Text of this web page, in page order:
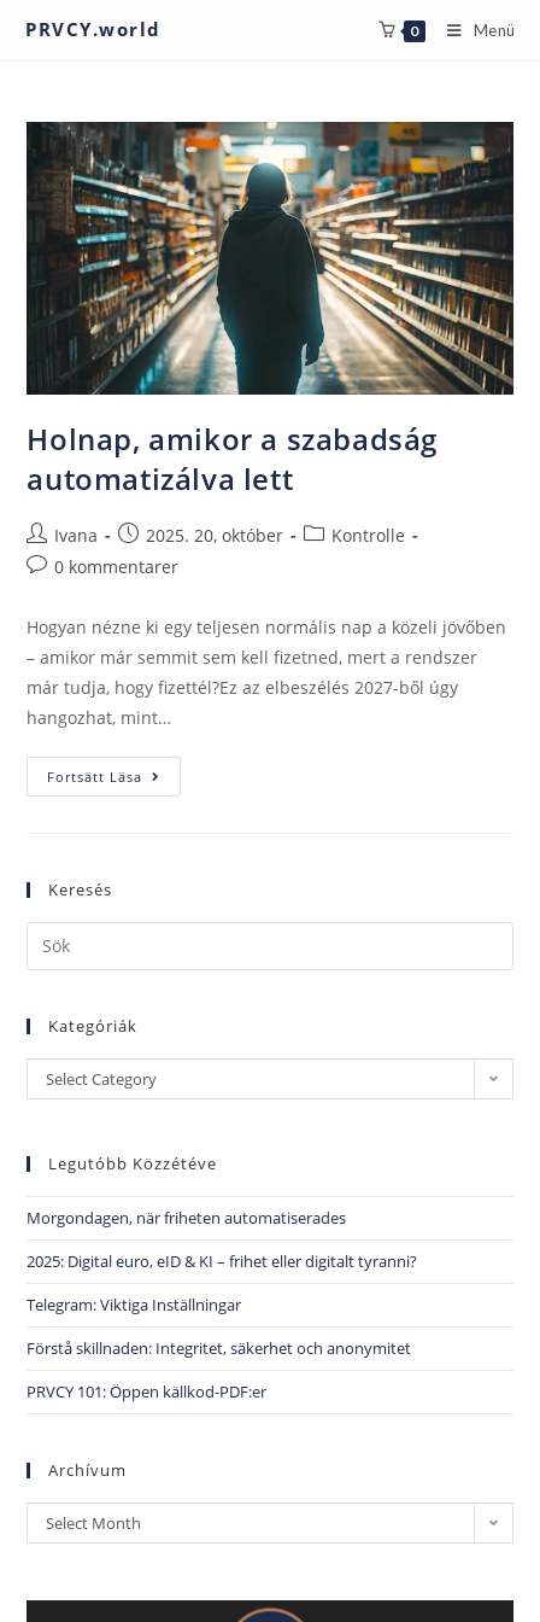
PRVCY.world 0 Menü
Holnap, amikor a szabadság
automatizálva lett
Ivana 2025. 20, október
Kontrolle
0 kommentarer
Hogyan nézne ki egy teljesen normális nap a közeli jövőben
– amikor már semmit sem kell fizetned, mert a rendszer
már tudja, hogy fizettél?Ez az elbeszélés 2027-ből úgy
hangozhat, mint…
Fortsätt Läsa
Keresés
Kategóriák
Select Category
Legutóbb Közzétéve
Morgondagen, när friheten automatiserades
2025: Digital euro, eID & KI – frihet eller digitalt tyranni?
Telegram: Viktiga Inställningar
Förstå skillnaden: Integritet, säkerhet och anonymitet
PRVCY 101: Öppen källkod-PDF:er
Archívum
Select Month